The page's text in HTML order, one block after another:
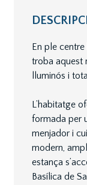
En ple
troba aquest
lluminós i
L’habitatge
formada per
menjador i
modern,
estança
Basílica de